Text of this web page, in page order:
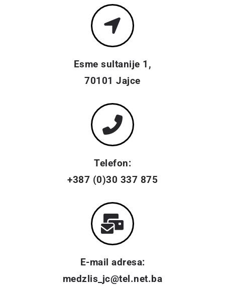
Esme sultanije 1,
70101 Jajce
Telefon:
+387 (0)30 337 875
E-mail adresa:
medzlis_jc@tel.net.ba